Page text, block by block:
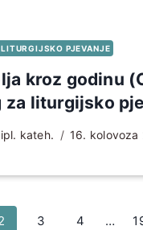
PJEVANJE
kroz godinu
za liturgijsko
kateh. 16. kolovoza
3 4 …